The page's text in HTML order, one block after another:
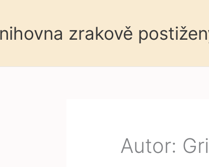
zrakově
Autor: